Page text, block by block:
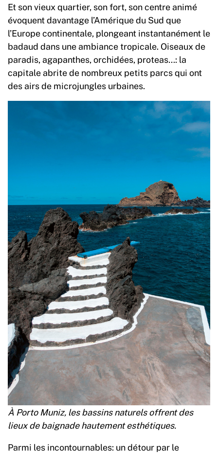
Et son vieux quartier, son fort, son centre animé
évoquent davantage l’Amérique du Sud que
l’Europe continentale, plongeant instantanément le
badaud dans une ambiance tropicale. Oiseaux de
paradis, agapanthes, orchidées, proteas…: la
capitale abrite de nombreux petits parcs qui ont
des airs de microjungles urbaines.
À Porto Muniz, les bassins naturels offrent des
lieux de baignade hautement esthétiques.
Parmi les incontournables: un détour par le